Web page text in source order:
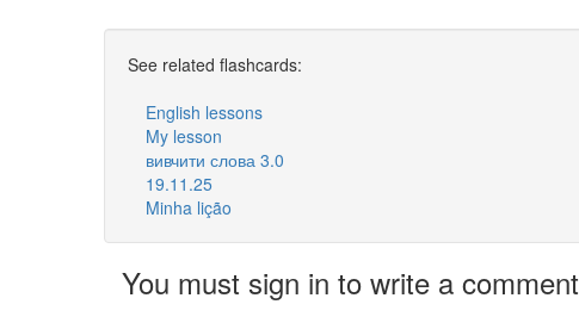
See related flashcards:
English lessons
My lesson
вивчити слова 3.0
19.11.25
Minha lição
You must sign in to write a comment